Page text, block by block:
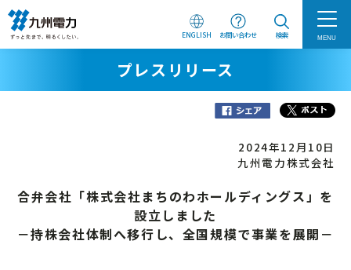
ENGLISH お問い合わせ 検索 MENU
プレスリリース
2024年12月10日
九州電力株式会社
合弁会社「株式会社まちのわホールディングス」を
設立しました
－持株会社体制へ移行し、全国規模で事業を展開－